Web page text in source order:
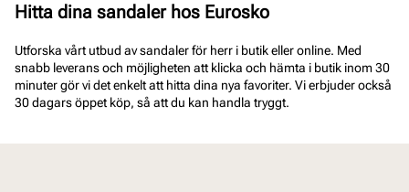
Hitta dina sandaler hos Eurosko
Utforska vårt utbud av sandaler för herr i butik eller online. Med
snabb leverans och möjligheten att klicka och hämta i butik inom 30
minuter gör vi det enkelt att hitta dina nya favoriter. Vi erbjuder också
30 dagars öppet köp, så att du kan handla tryggt.